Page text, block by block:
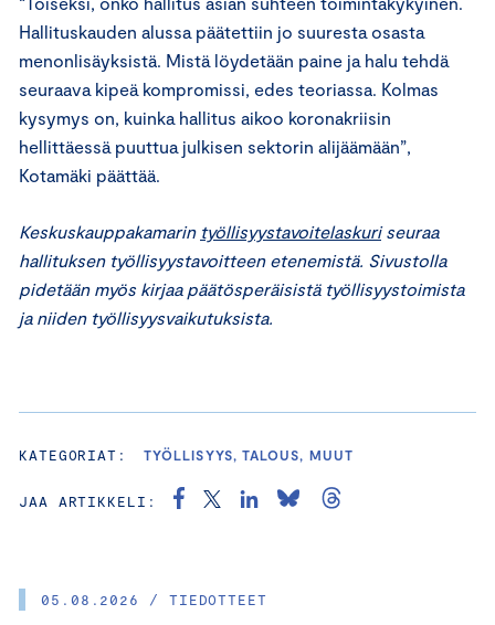
05.08.2026 / TIEDOTTEET
Hallituskauden alussa päätettiin jo suuresta osasta
menonlisäyksistä. Mistä löydetään paine ja halu tehdä
seuraava kipeä kompromissi, edes teoriassa. Kolmas
kysymys on, kuinka hallitus aikoo koronakriisin
hellittäessä puuttua julkisen sektorin alijäämään”,
Kotamäki päättää.
Keskuskauppakamarin työllisyystavoitelaskuriseuraa
hallituksen työllisyystavoitteen etenemistä. Sivustolla
pidetään myös kirjaa päätösperäisistä työllisyystoimista
ja niiden työllisyysvaikutuksista.
KATEGORIAT: TYÖLLISYYS, TALOUS, MUUT
JAA ARTIKKELI: